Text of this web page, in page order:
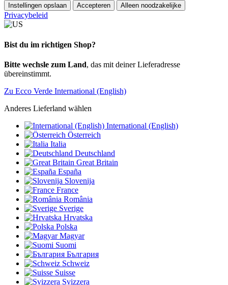
Instellingen opslaan Accepteren Alleen noodzakelijke
Privacybeleid
Bist du im richtigen Shop?
Bitte wechsle zum Land, das mit deiner Lieferadresse
übereinstimmt.
Zu Ecco Verde International (English)
Anderes Lieferland wählen
International (English)
Österreich
Italia
Deutschland
Great Britain
España
Slovenija
France
România
Sverige
Hrvatska
Polska
Magyar
Suomi
България
Schweiz
Suisse
Svizzera